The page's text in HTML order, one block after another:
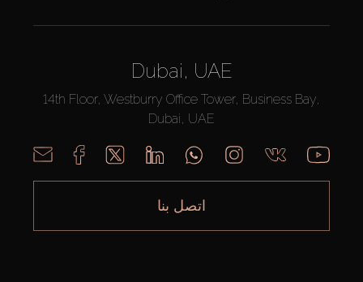
Dubai, UAE
14th Floor, Westburry Office Tower, Business Bay,
Dubai, UAE
اتصل بنا